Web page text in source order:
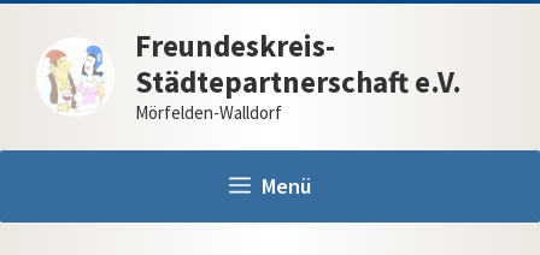
Inhalt
springen
Freundeskreis-
Städtepartnerschaft e.V.
Mörfelden-Walldorf
Menü